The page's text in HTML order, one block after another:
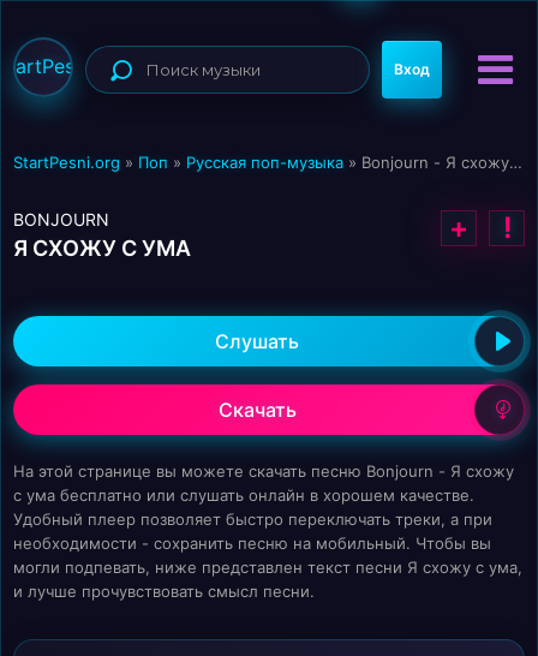
Вход
StartPesni.org » Поп » Русская поп-музыка » Bonjourn - Я схожу с ума
BONJOURN
Я СХОЖУ С УМА
+ !
Слушать
Скачать
На этой странице вы можете скачать песню Bonjourn - Я схожу
с ума бесплатно или слушать онлайн в хорошем качестве.
Удобный плеер позволяет быстро переключать треки, а при
необходимости - сохранить песню на мобильный. Чтобы вы
могли подпевать, ниже представлен текст песни Я схожу с ума,
и лучше прочувствовать смысл песни.